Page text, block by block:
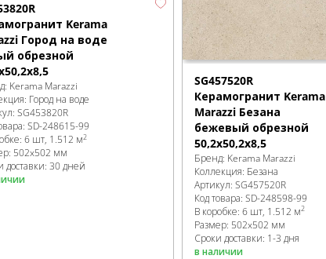
Kerama
Город на воде
обрезной
Kerama Marazzi
Город на воде
SG453820R
SD-248615-99
: 6 шт, 1.512 м2
502x502 мм
доставки: 30 дней
SG457520R
Керамогранит Kerama
Marazzi Безана
бежевый обрезной
50,2x50,2x8,5
Бренд: Kerama Marazzi
Коллекция: Безана
Артикул:SG457520R
Код товара:SD-248598-99
В коробке:6 шт, 1.512 м2
Размер: 502x502 мм
Сроки доставки: 1-3 дня
в наличии